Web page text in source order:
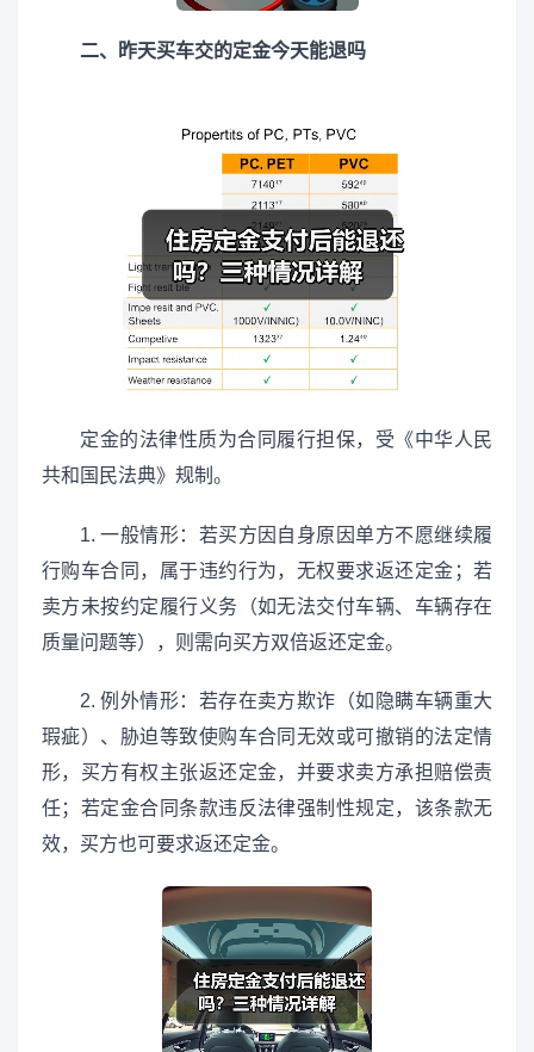
二、昨天买车交的定金今天能退吗
定金的法律性质为合同履行担保，受《中华人民
共和国民法典》规制。
1. 一般情形：若买方因自身原因单方不愿继续履
行购车合同，属于违约行为，无权要求返还定金；若
卖方未按约定履行义务（如无法交付车辆、车辆存在
质量问题等），则需向买方双倍返还定金。
2. 例外情形：若存在卖方欺诈（如隐瞒车辆重大
瑕疵）、胁迫等致使购车合同无效或可撤销的法定情
形，买方有权主张返还定金，并要求卖方承担赔偿责
任；若定金合同条款违反法律强制性规定，该条款无
效，买方也可要求返还定金。